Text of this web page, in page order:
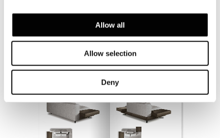
Allow all
Allow selection
Deny